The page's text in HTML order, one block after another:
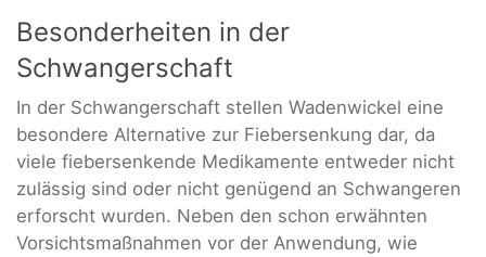
Besonderheiten in der
Schwangerschaft
In der Schwangerschaft stellen Wadenwickel eine
besondere Alternative zur Fiebersenkung dar, da
viele fiebersenkende Medikamente entweder nicht
zulässig sind oder nicht genügend an Schwangeren
erforscht wurden. Neben den schon erwähnten
Vorsichtsmaßnahmen vor der Anwendung, wie